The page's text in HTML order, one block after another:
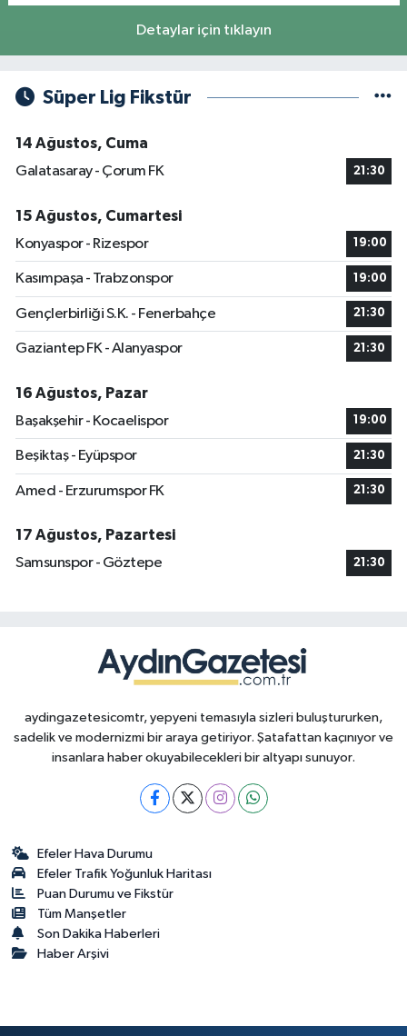
Detaylar için tıklayın
Süper Lig Fikstür
14 Ağustos, Cuma
Galatasaray - Çorum FK
21:30
15 Ağustos, Cumartesi
Konyaspor - Rizespor
19:00
Kasımpaşa - Trabzonspor 19:00
Gençlerbirliği S.K. - Fenerbahçe 21:30
Gaziantep FK - Alanyaspor 21:30
16 Ağustos, Pazar
Başakşehir - Kocaelispor
19:00
Beşiktaş - Eyüpspor 21:30
Amed - Erzurumspor FK 21:30
17 Ağustos, Pazartesi
Samsunspor - Göztepe
21:30
aydingazetesicomtr, yepyeni temasıyla sizleri buluştururken,
sadelik ve modernizmi bir araya getiriyor. Şatafattan kaçınıyor ve
insanlara haber okuyabilecekleri bir altyapı sunuyor.
Efeler Hava Durumu
Efeler Trafik Yoğunluk Haritası
Puan Durumu ve Fikstür
Tüm Manşetler
Son Dakika Haberleri
Haber Arşivi